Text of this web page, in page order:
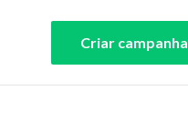
Criar campanha